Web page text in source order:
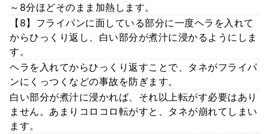
～8分ほどそのまま加熱します。
【8】フライパンに面している部分に一度ヘラを入れて
からひっくり返し、白い部分が煮汁に浸かるようにしま
す。
ヘラを入れてからひっくり返すことで、タネがフライパ
ンにくっつくなどの事故を防ぎます。
白い部分が煮汁に浸かれば、それ以上転がす必要はあり
ません。あまりコロコロ転がすと、タネが崩れてしまい
ます。